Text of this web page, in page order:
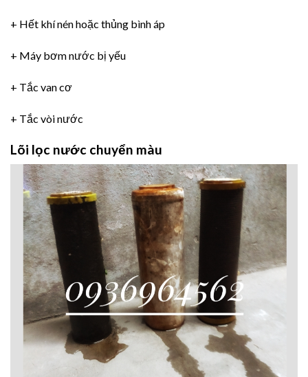
+ Hết khí nén hoặc thủng bình áp
+ Máy bơm nước bị yếu
+ Tắc van cơ
+ Tắc vòi nước
Lõi lọc nước chuyển màu